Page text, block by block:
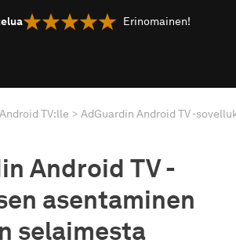
Erinomainen!
TV:lle
Android TV -
asentaminen
selaimesta